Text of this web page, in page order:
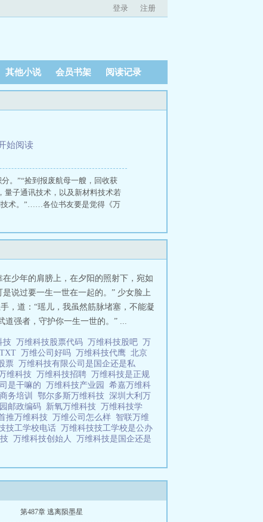
登录 注册
其他小说 会员书架 阅读记录
始阅读
。”“捡到报废航母一艘，回收获
量子通讯技术，以及新材料技术若
技术。”……各位书友要是觉得《万
少年的肩膀上，在夕阳的照射下，宛如
说过要一生一世在一起的。” 少女脸上
，道：“瑶儿，我虽然筋脉堵塞，不能凝
道强者，守护你一生一世的。” ...
技 万维科技股票代码 万维科技股吧 万
万维公司好吗 万维科技代鹰 北京
票 万维科技有限公司是国企还是私
维科技 万维科技招聘 万维科技是正规
是干嘛的 万维科技产业园 希嘉万维科
务培训 鄂尔多斯万维科技 深圳大利万
邮政编码 新氧万维科技 万维科技学
推万维科技 万维公司怎么样 智联万维
技工学校电话 万维科技技工学校是公办
万维科技创始人 万维科技是国企还是
第487章 逃离陨墨星